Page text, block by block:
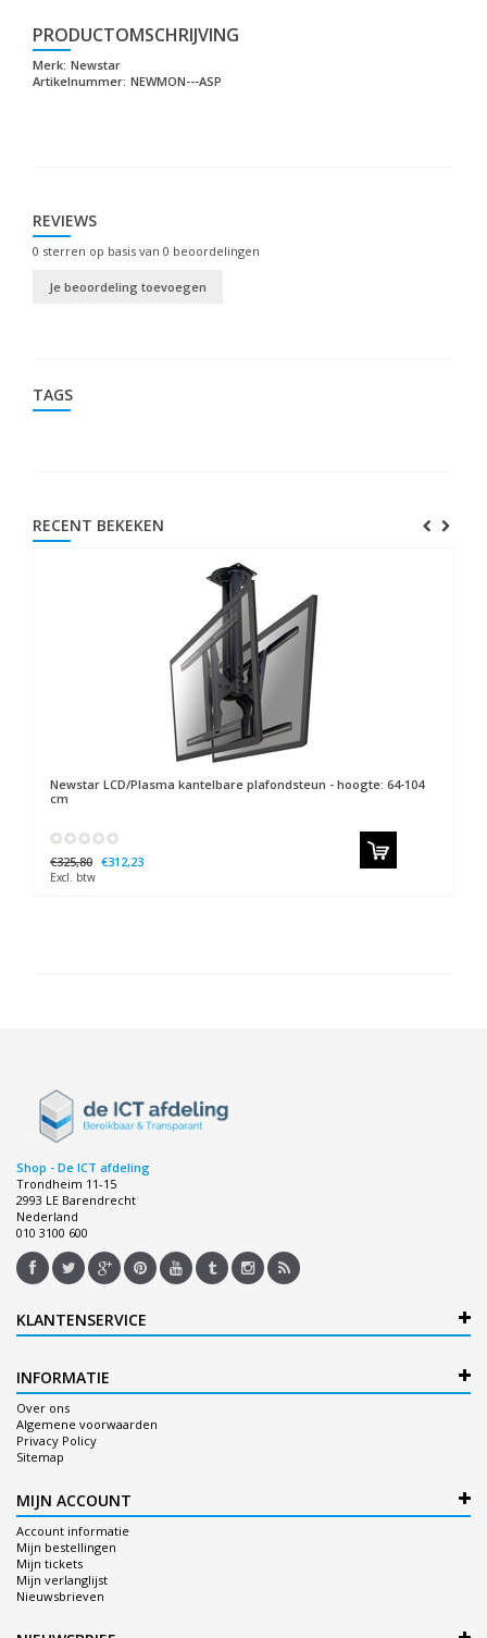
PRODUCTOMSCHRIJVING
Merk: Newstar
Artikelnummer: NEWMON---ASP
REVIEWS
0 sterren op basis van 0 beoordelingen
Je beoordeling toevoegen
TAGS
RECENT BEKEKEN
Newstar LCD/Plasma kantelbare plafondsteun - hoogte: 64-104
cm
€325,80 €312,23
Excl. btw
Shop - De ICT afdeling
Trondheim 11-15
2993 LE Barendrecht
Nederland
010 3100 600
KLANTENSERVICE
INFORMATIE
Over ons
Algemene voorwaarden
Privacy Policy
Sitemap
MIJN ACCOUNT
Account informatie
Mijn bestellingen
Mijn tickets
Mijn verlanglijst
Nieuwsbrieven